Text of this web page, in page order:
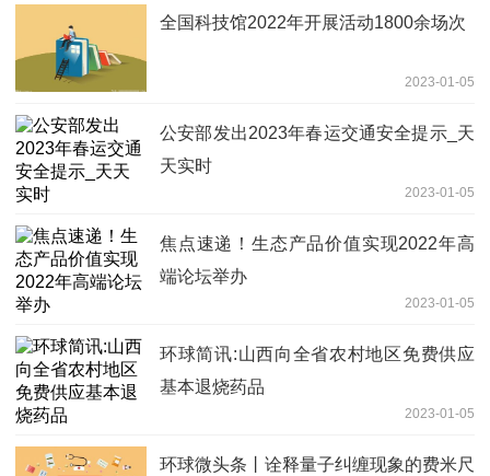
全国科技馆2022年开展活动1800余场次
2023-01-05
公安部发出2023年春运交通安全提示_天
天实时
2023-01-05
焦点速递！生态产品价值实现2022年高
端论坛举办
2023-01-05
环球简讯:山西向全省农村地区免费供应
基本退烧药品
2023-01-05
环球微头条丨诠释量子纠缠现象的费米尺